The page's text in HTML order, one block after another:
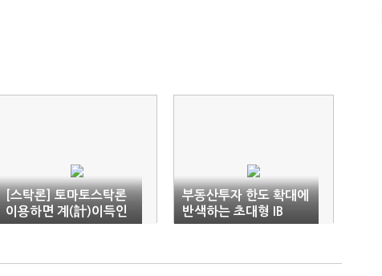
[스탁론] 토마토스탁론
이용하면 계(計)이득인
데?!(최저 2.4%)
부동산투자 한도 확대에
반색하는 초대형 IB